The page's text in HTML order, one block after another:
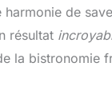
de
résultat
la bistronomie